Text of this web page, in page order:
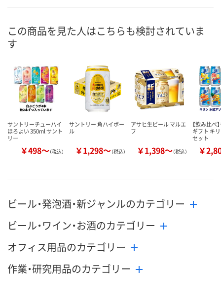
お届け日
ついてご連絡いたし
8月11日（火）
ついてご連絡
カゴへ カ
この商品を見た人はこちらも検討されていま
す
サントリーチューハイ
ほろよい 350ml サント
リー
￥498～（税込）
サントリー 角ハイボー
ル
￥1,298～（税込）
アサヒ生ビール マルエ
フ
￥1,398～（税込）
【飲み比べ
ギフト キ
セット
￥
ビール・発泡酒・新ジャンルのカテゴリー
ビール・ワイン・お酒のカテゴリー
オフィス用品のカテゴリー
作業・研究用品のカテゴリー